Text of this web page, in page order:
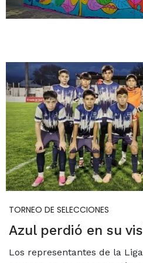
TORNEO DE SELECCIONES
Azul perdió en su
Los representantes de la